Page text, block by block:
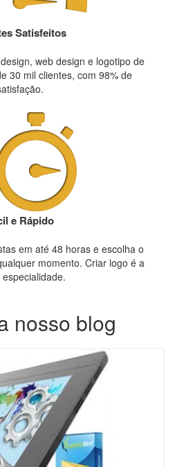
Satisfeitos
web design e logotipo de
30 mil clientes, com 98% de
e Rápido
em até 48 horas e escolha o
momento. Criar logo é a
especialidade.
nosso blog